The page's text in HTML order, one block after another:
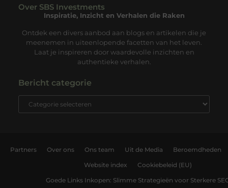
Over SBS Investments
Inspiratie, Inzicht en Verhalen die Raken
Ontdek een divers aanbod aan blogs en artikelen die je
meenemen in uiteenlopende facetten van het leven.
Laat je inspireren door waardevolle inzichten en
authentieke verhalen.
Bericht categorie
Partners Over ons Ons team Uit de Media Beroemdheden
Website index Cookiebeleid (EU)
Goede Links Inkopen: Slimme Strategieën voor Sterkere